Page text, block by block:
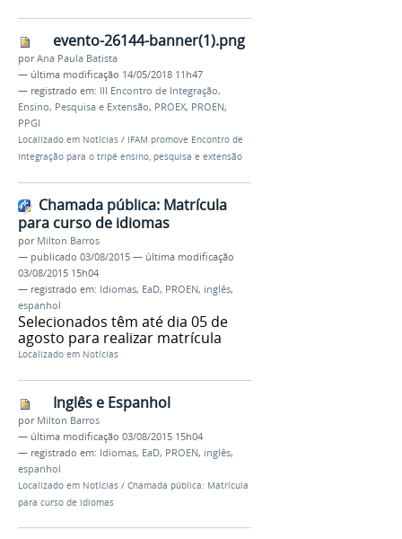
evento-26144-banner(1).png
porAna Paula Batista
— última modificação 14/05/2018 11h47
— registrado em: III Encontro de Integração,
Ensino, Pesquisa e Extensão, PROEX, PROEN,
PPGI
Localizado em Notícias / IFAM promove Encontro de
Integração para o tripé ensino, pesquisa e extensão
Chamada pública: Matrícula
para curso de idiomas
por Milton Barros
— publicado 03/08/2015 — última modificação
03/08/2015 15h04
— registrado em: Idiomas, EaD, PROEN, inglês,
espanhol
Selecionados têm até dia 05 de
agosto para realizar matrícula
Localizado em Notícias
Inglês e Espanhol
por Milton Barros
— última modificação 03/08/2015 15h04
— registrado em: Idiomas, EaD, PROEN, inglês,
espanhol
Localizado em Notícias / Chamada pública: Matrícula
para curso de idiomas